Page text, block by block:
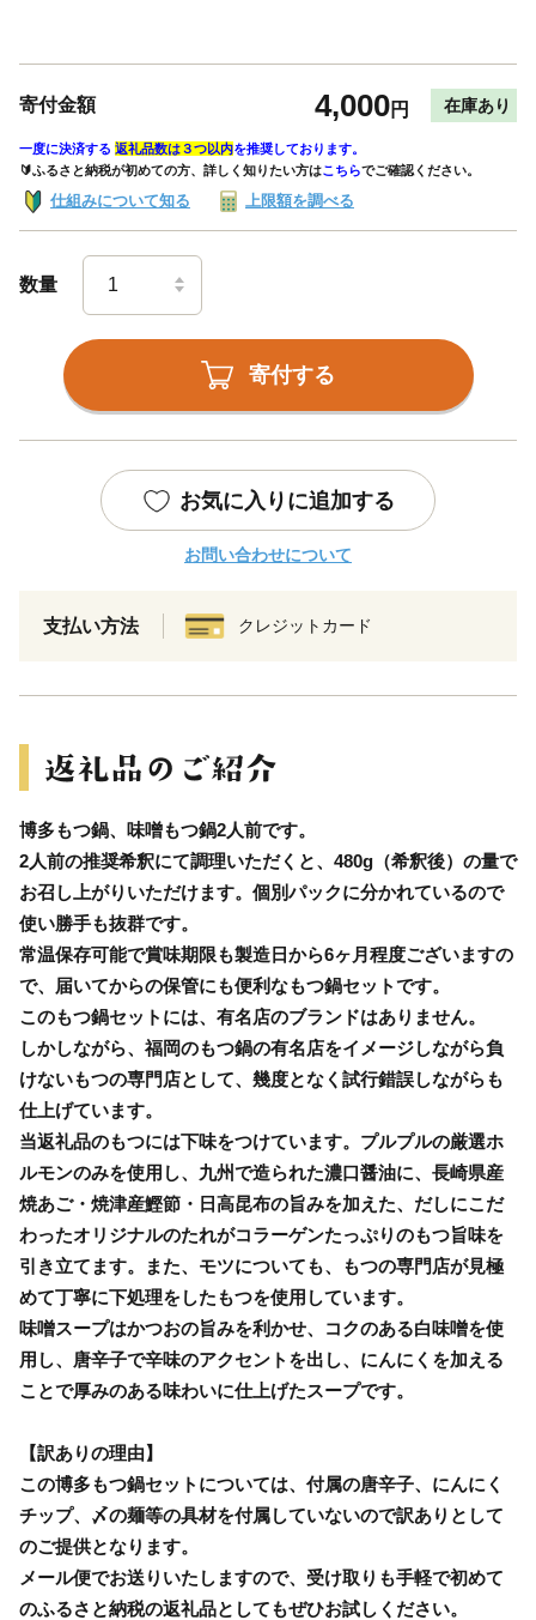
寄付金額 4,000円 在庫あり
一度に決済する 返礼品数は３つ以内を推奨しております。
🔰ふるさと納税が初めての方、詳しく知りたい方はこちらでご確認ください。
仕組みについて知る 上限額を調べる
数量
寄付する
お気に入りに追加する
お問い合わせについて
支払い方法 クレジットカード
博多もつ鍋、味噌もつ鍋2人前です。
2人前の推奨希釈にて調理いただくと、480g（希釈後）の量で
お召し上がりいただけます。個別パックに分かれているので
使い勝手も抜群です。
常温保存可能で賞味期限も製造日から6ヶ月程度ございますの
で、届いてからの保管にも便利なもつ鍋セットです。
このもつ鍋セットには、有名店のブランドはありません。
しかしながら、福岡のもつ鍋の有名店をイメージしながら負
けないもつの専門店として、幾度となく試行錯誤しながらも
仕上げています。
当返礼品のもつには下味をつけています。プルプルの厳選ホ
ルモンのみを使用し、九州で造られた濃口醤油に、長崎県産
焼あご・焼津産鰹節・日高昆布の旨みを加えた、だしにこだ
わったオリジナルのたれがコラーゲンたっぷりのもつ旨味を
引き立てます。また、モツについても、もつの専門店が見極
めて丁寧に下処理をしたもつを使用しています。
味噌スープはかつおの旨みを利かせ、コクのある白味噌を使
用し、唐辛子で辛味のアクセントを出し、にんにくを加える
ことで厚みのある味わいに仕上げたスープです。
【訳ありの理由】
この博多もつ鍋セットについては、付属の唐辛子、にんにく
チップ、〆の麺等の具材を付属していないので訳ありとして
のご提供となります。
メール便でお送りいたしますので、受け取りも手軽で初めて
のふるさと納税の返礼品としてもぜひお試しください。